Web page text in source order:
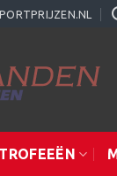
TROFEEËN